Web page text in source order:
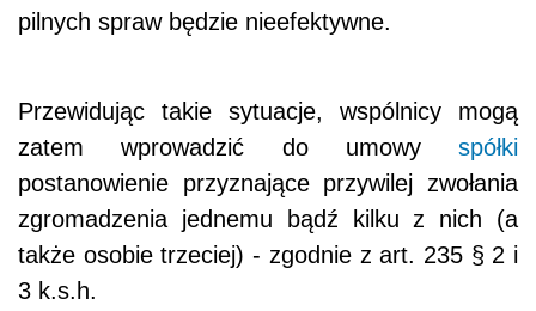
pilnych spraw będzie nieefektywne.
Przewidując takie sytuacje, wspólnicy mogą
zatem wprowadzić do umowy spółki
postanowienie przyznające przywilej zwołania
zgromadzenia jednemu bądź kilku z nich (a
także osobie trzeciej) - zgodnie z art. 235 § 2 i
3 k.s.h.